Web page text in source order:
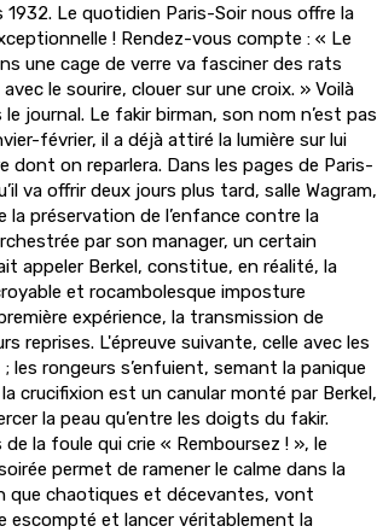
1932. Le quotidien Paris-Soir nous offre la
! Rendez-vous compte : « Le
une cage de verre va fasciner des rats
le sourire, clouer sur une croix. » Voilà
le journal. Le fakir birman, son nom n’est pas
février, il a déjà attiré la lumière sur lui
dont on reparlera. Dans les pages de Paris-
va offrir deux jours plus tard, salle Wagram,
la préservation de l’enfance contre la
par son manager, un certain
appeler Berkel, constitue, en réalité, la
et rocambolesque imposture
expérience, la transmission de
reprises. L'épreuve suivante, celle avec les
les rongeurs s’enfuient, semant la panique
crucifixion est un canular monté par Berkel,
la peau qu’entre les doigts du fakir.
la foule qui crie « Remboursez ! », le
permet de ramener le calme dans la
que chaotiques et décevantes, vont
escompté et lancer véritablement la